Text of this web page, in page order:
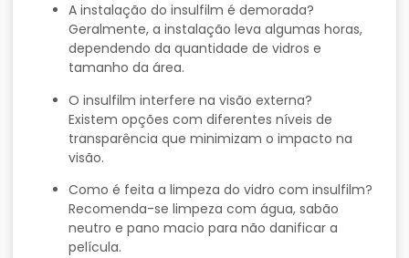
A instalação do insulfilm é demorada?
Geralmente, a instalação leva algumas horas,
dependendo da quantidade de vidros e
tamanho da área.
O insulfilm interfere na visão externa?
Existem opções com diferentes níveis de
transparência que minimizam o impacto na
visão.
Como é feita a limpeza do vidro com insulfilm?
Recomenda-se limpeza com água, sabão
neutro e pano macio para não danificar a
película.